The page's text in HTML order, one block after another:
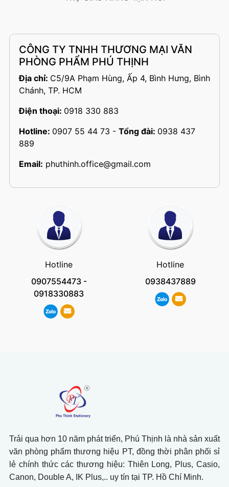
CÔNG TY TNHH THƯƠNG MẠI VĂN
PHÒNG PHẨM PHÚ THỊNH
Địa chỉ: C5/9A Phạm Hùng, Ấp 4, Bình Hưng, Bình
Chánh, TP. HCM
Điện thoại: 0918 330 883
Hotline: 0907 55 44 73 - Tổng đài: 0938 437
889
Email: phuthinh.office@gmail.com
Hotline
0907554473-
0918330883
Hotline
0938437889
Trải qua hơn 10 năm phát triển, Phú Thịnh là nhà sản xuất
văn phòng phẩm thương hiệu PT, đồng thời phân phối sỉ
lẻ chính thức các thương hiệu: Thiên Long, Plus, Casio,
Canon, Double A, IK Plus,.. uy tín tại TP. Hồ Chí Minh.